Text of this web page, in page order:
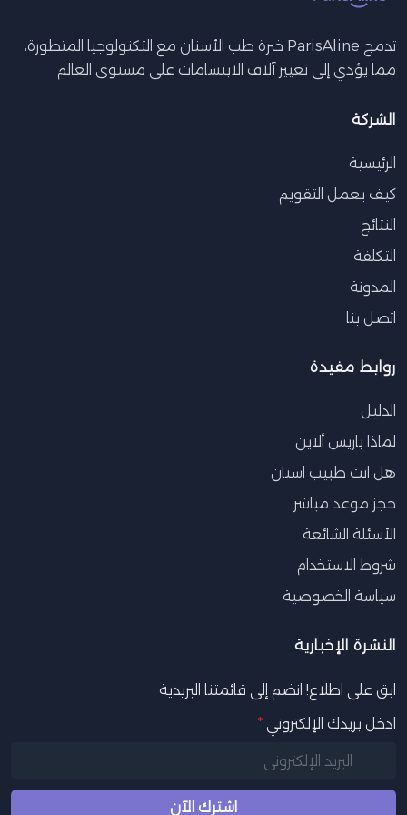
وفعالة، تستعد الشركتان لتحقيق إنجازات
جديدة في قطاع تقويم الأسنان الشفافة،
تدمج ParisAline خبرة طب الأسنان مع التكنولوجيا المتطورة،
مما يؤدي إلى تغيير آلاف الابتسامات على مستوى العالم
الشركة
الرئيسية
كيف يعمل التقويم
النتائج
التكلفة
المدونة
اتصل بنا
روابط مفيدة
الدليل
لماذا باريس ألاين
هل انت طبيب اسنان
حجز موعد مباشر
الأسئلة الشائعة
شروط الاستخدام
سياسة الخصوصية
النشرة الإخبارية
ابق على اطلاع! انضم إلى قائمتنا البريدية
ادخل بريدك الإلكتروني *
اشترك الآن